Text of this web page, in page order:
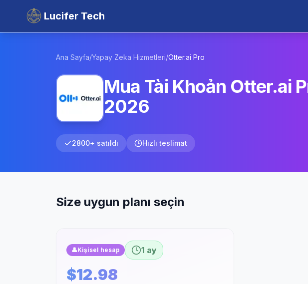
Lucifer Tech
Ana Sayfa/Yapay Zeka Hizmetleri/Otter.ai Pro
Mua Tài Khoản Otter.ai
2026
2800+ satıldı Hızlı teslimat
Size uygun planı seçin
👤Kişisel hesap 1 ay
$12.98